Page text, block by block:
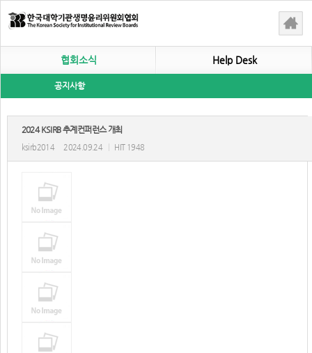
협회소식 Help Desk
공지사항
2024 KSIRB 추계컨퍼런스 개최
ksirb2014 2024.09.24 HIT 1948